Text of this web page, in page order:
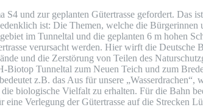
und zur geplanten Gütertrasse gefordert. Das
ist: Die Themen, welche die
im Tunneltal und die geplanten 6 m hohen
verursacht werden. Hier wirft die Deutsche
und die Zerstörung von Teilen des
Tunneltal zum Neuen Teich und zum
z.B. das Aus für unsere „Wasserdrachen“,
biologische Vielfalt zu erhalten. Für die Bahn
Verlegung der Gütertrasse auf die Strecken